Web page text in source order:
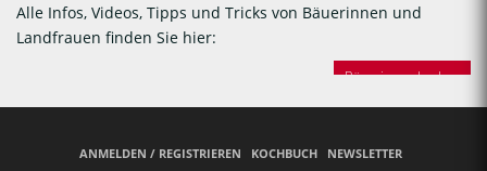
Alle Infos, Videos, Tipps und Tricks von Bäuerinnen und
Landfrauen finden Sie hier:
Bäuerinnen backen
ANMELDEN / REGISTRIEREN KOCHBUCH NEWSLETTER